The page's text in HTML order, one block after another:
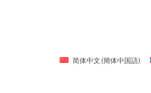
简体中文(簡体中国語)